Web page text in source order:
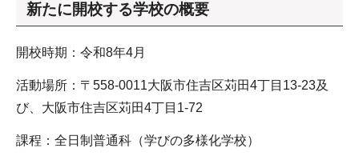
新たに開校する学校の概要
開校時期：令和8年4月
活動場所：〒558-0011大阪市住吉区苅田4丁目13-23及
び、大阪市住吉区苅田4丁目1-72
課程：全日制普通科（学びの多様化学校）